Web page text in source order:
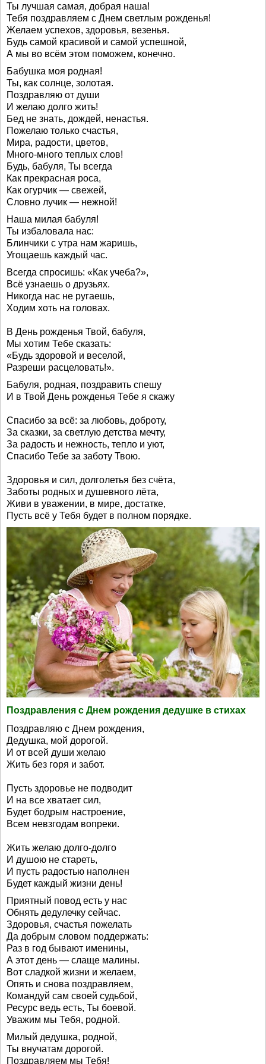
Ты лучшая самая, добрая наша!
Тебя поздравляем с Днем светлым рожденья!
Желаем успехов, здоровья, везенья.
Будь самой красивой и самой успешной,
А мы во всём этом поможем, конечно.
Бабушка моя родная!
Ты, как солнце, золотая.
Поздравляю от души
И желаю долго жить!
Бед не знать, дождей, ненастья.
Пожелаю только счастья,
Мира, радости, цветов,
Много-много теплых слов!
Будь, бабуля, Ты всегда
Как прекрасная роса,
Как огурчик — свежей,
Словно лучик — нежной!
Наша милая бабуля!
Ты избаловала нас:
Блинчики с утра нам жаришь,
Угощаешь каждый час.
Всегда спросишь: «Как учеба?»,
Всё узнаешь о друзьях.
Никогда нас не ругаешь,
Ходим хоть на головах.
В День рожденья Твой, бабуля,
Мы хотим Тебе сказать:
«Будь здоровой и веселой,
Разреши расцеловать!».
Бабуля, родная, поздравить спешу
И в Твой День рожденья Тебе я скажу
Спасибо за всё: за любовь, доброту,
За сказки, за светлую детства мечту,
За радость и нежность, тепло и уют,
Спасибо Тебе за заботу Твою.
Здоровья и сил, долголетья без счёта,
Заботы родных и душевного лёта,
Живи в уважении, в мире, достатке,
Пусть всё у Тебя будет в полном порядке.
Поздравления с Днем рождения дедушке в стихах
Поздравляю с Днем рождения,
Дедушка, мой дорогой.
И от всей души желаю
Жить без горя и забот.
Пусть здоровье не подводит
И на все хватает сил,
Будет бодрым настроение,
Всем невзгодам вопреки.
Жить желаю долго-долго
И душою не стареть,
И пусть радостью наполнен
Будет каждый жизни день!
Приятный повод есть у нас
Обнять дедулечку сейчас.
Здоровья, счастья пожелать
Да добрым словом поддержать:
Раз в год бывают именины,
А этот день — слаще малины.
Вот сладкой жизни и желаем,
Опять и снова поздравляем,
Командуй сам своей судьбой,
Ресурс ведь есть, Ты боевой.
Уважим мы Тебя, родной.
Милый дедушка, родной,
Ты внучатам дорогой.
Поздравляем мы Тебя!